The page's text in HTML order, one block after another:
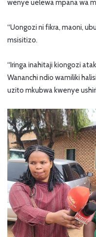
wenye uelewa mpana wa
“Uongozi ni fikra, maoni,
msisitizo.
“Iringa inahitaji kiongozi
Wananchi ndio wamiliki
uzito mkubwa kwenye